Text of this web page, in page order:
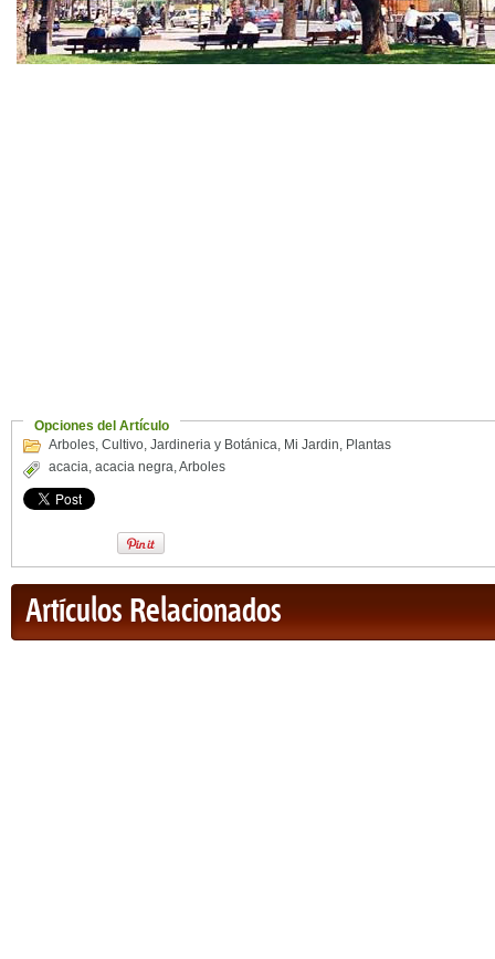
Opciones del Artículo
Arboles, Cultivo, Jardineria y Botánica, Mi Jardin, Plantas
acacia, acacia negra,Arboles
Artículos Relacionados